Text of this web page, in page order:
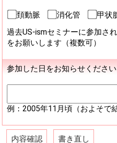
頚動脈 消化管
甲状
過去US-ismセミナーに参加さ
をお願いします（複数可）
参加した日をお知らせください
例：2005年11月頃（およそで